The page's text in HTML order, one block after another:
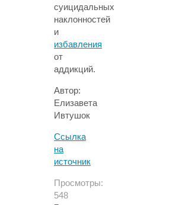
суицидальных
наклонностей
и
избавления
от
аддикций.
Автор:
Елизавета
Ивтушок
Ссылка
на
источник
Просмотры:
548